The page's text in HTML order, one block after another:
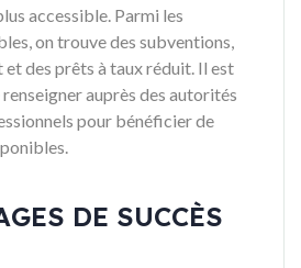
accessible. Parmi les
on trouve des subventions,
et des prêts à taux réduit. Il est
auprès des autorités
pour bénéficier de
DE SUCCÈS